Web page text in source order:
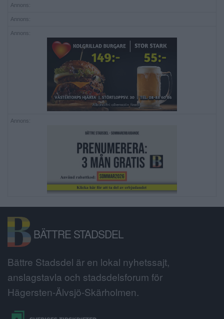
Annons:
Annons:
Annons:
Annons:
BÄTTRE STADSDEL
Bättre Stadsdel är en lokal nyhetssajt,
anslagstavla och stadsdelsforum för
Hägersten-Älvsjö-Skärholmen.